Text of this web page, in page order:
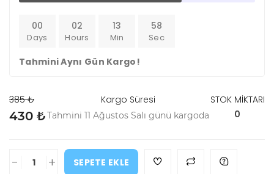
00
Days
02
Hours
13
Min
58
Sec
Tahmini Aynı Gün Kargo!
385 ₺
430 ₺
Kargo Süresi
Tahmini 11 Ağustos Salı günü kargoda
STOK MİKTARI
0
- +
SEPETE EKLE